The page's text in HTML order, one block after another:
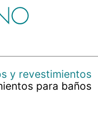
y revestimientos
para baños